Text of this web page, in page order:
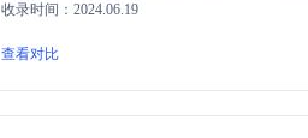
需复杂的设置过程即可使用。
收录时间：2024.06.19
查看对比